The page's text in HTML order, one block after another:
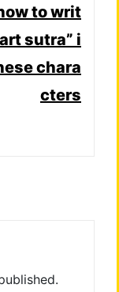
to writ
sutra” i
chara
cters